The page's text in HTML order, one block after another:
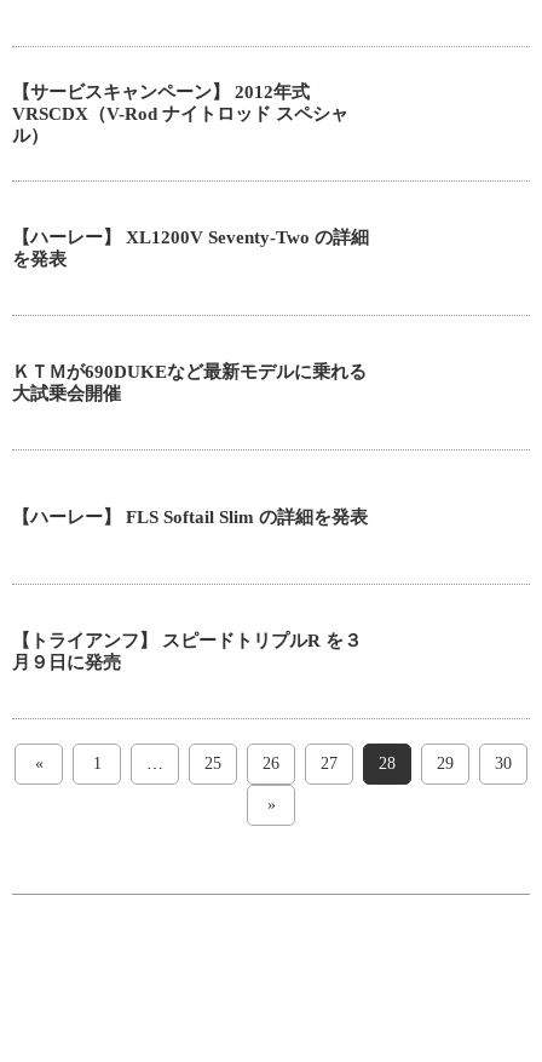
【サービスキャンペーン】 2012年式
VRSCDX（V-Rod ナイトロッド スペシャ
ル）
【ハーレー】 XL1200V Seventy-Two の詳細
を発表
ＫＴＭが690DUKEなど最新モデルに乗れる
大試乗会開催
【ハーレー】 FLS Softail Slim の詳細を発表
【トライアンフ】 スピードトリプルR を３
月９日に発売
« 1 … 25 26 27 28 29 30
»